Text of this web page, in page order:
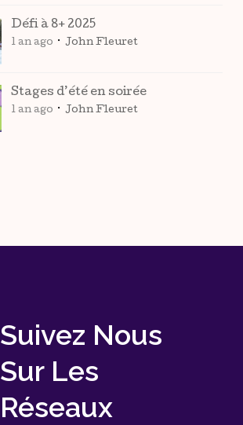
Défi à 8+ 2025
1 an ago John Fleuret
Stages d’été en soirée
1 an ago John Fleuret
Suivez Nous
Sur Les
Réseaux